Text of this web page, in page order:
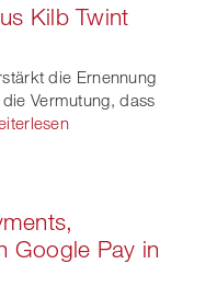
Kilb Twint
die Ernennung
Vermutung, dass
Google Pay in